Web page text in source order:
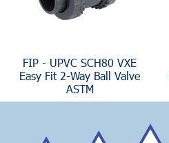
FIP - UPVC SCH80 VXE
Easy Fit 2-Way Ball Valve
ASTM